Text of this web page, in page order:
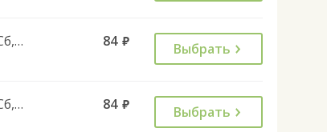
Ср,Пт,Сб,Вс 84 руб. Выбрать
Ср,Пт,Сб,Вс 84 руб. Выбрать